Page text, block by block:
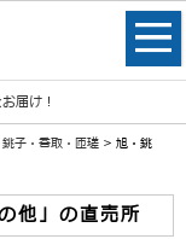
届け！
子・香取・匝瑳 > 旭・銚
他」の直売所